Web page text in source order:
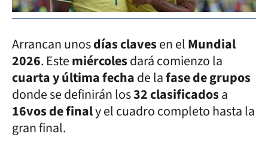
Arrancan unosdías clavesen elMundial
2026. Estemiércolesdará comienzo la
cuarta y última fechade lafase de grupos
donde se definirán los32 clasificadosa
16vos de finaly el cuadro completo hasta la
gran final.